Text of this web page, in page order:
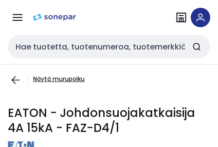
navigointiinsisältöön
Haku
Näytä murupolku
EATON - Johdonsuojakatkaisija
4A 15kA - FAZ-D4/1